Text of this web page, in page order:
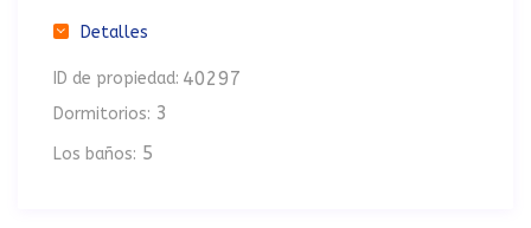
Detalles
ID de propiedad: 40297
Dormitorios: 3
Los baños: 5